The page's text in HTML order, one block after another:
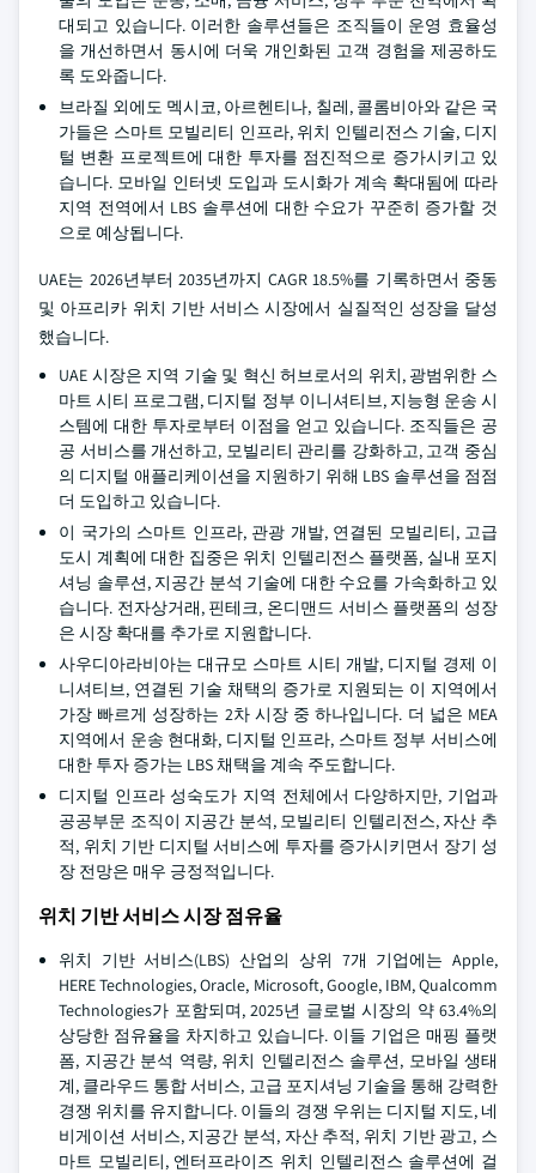
대되고 있습니다. 이러한 솔루션들은 조직들이 운영 효율성
을 개선하면서 동시에 더욱 개인화된 고객 경험을 제공하도
록 도와줍니다.
브라질 외에도 멕시코, 아르헨티나, 칠레, 콜롬비아와 같은 국
가들은 스마트 모빌리티 인프라, 위치 인텔리전스 기술, 디지
털 변환 프로젝트에 대한 투자를 점진적으로 증가시키고 있
습니다. 모바일 인터넷 도입과 도시화가 계속 확대됨에 따라
지역 전역에서 LBS 솔루션에 대한 수요가 꾸준히 증가할 것
으로 예상됩니다.
UAE는 2026년부터 2035년까지 CAGR 18.5%를 기록하면서 중동
및 아프리카 위치 기반 서비스 시장에서 실질적인 성장을 달성
했습니다.
UAE 시장은 지역 기술 및 혁신 허브로서의 위치, 광범위한 스
마트 시티 프로그램, 디지털 정부 이니셔티브, 지능형 운송 시
스템에 대한 투자로부터 이점을 얻고 있습니다. 조직들은 공
공 서비스를 개선하고, 모빌리티 관리를 강화하고, 고객 중심
의 디지털 애플리케이션을 지원하기 위해 LBS 솔루션을 점점
더 도입하고 있습니다.
이 국가의 스마트 인프라, 관광 개발, 연결된 모빌리티, 고급
도시 계획에 대한 집중은 위치 인텔리전스 플랫폼, 실내 포지
셔닝 솔루션, 지공간 분석 기술에 대한 수요를 가속화하고 있
습니다. 전자상거래, 핀테크, 온디맨드 서비스 플랫폼의 성장
은 시장 확대를 추가로 지원합니다.
사우디아라비아는 대규모 스마트 시티 개발, 디지털 경제 이
니셔티브, 연결된 기술 채택의 증가로 지원되는 이 지역에서
가장 빠르게 성장하는 2차 시장 중 하나입니다. 더 넓은 MEA
지역에서 운송 현대화, 디지털 인프라, 스마트 정부 서비스에
대한 투자 증가는 LBS 채택을 계속 주도합니다.
디지털 인프라 성숙도가 지역 전체에서 다양하지만, 기업과
공공부문 조직이 지공간 분석, 모빌리티 인텔리전스, 자산 추
적, 위치 기반 디지털 서비스에 투자를 증가시키면서 장기 성
장 전망은 매우 긍정적입니다.
위치 기반 서비스 시장 점유율
위치 기반 서비스(LBS) 산업의 상위 7개 기업에는 Apple,
HERE Technologies, Oracle, Microsoft, Google, IBM, Qualcomm
Technologies가 포함되며, 2025년 글로벌 시장의 약 63.4%의
상당한 점유율을 차지하고 있습니다. 이들 기업은 매핑 플랫
폼, 지공간 분석 역량, 위치 인텔리전스 솔루션, 모바일 생태
계, 클라우드 통합 서비스, 고급 포지셔닝 기술을 통해 강력한
경쟁 위치를 유지합니다. 이들의 경쟁 우위는 디지털 지도, 네
비게이션 서비스, 지공간 분석, 자산 추적, 위치 기반 광고, 스
마트 모빌리티, 엔터프라이즈 위치 인텔리전스 솔루션에 걸